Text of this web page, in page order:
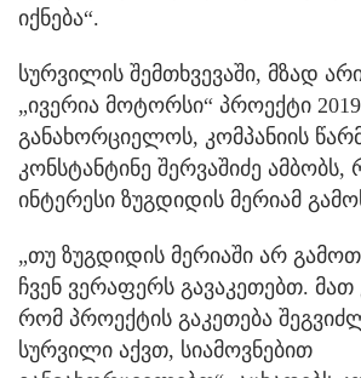
იქნება“.
სურვილის შემთხვევაში, მზად
„ივერია მოტორსი“ პროექტი
განახორციელოს, კომპანიის
კონსტანტინე შერვაშიძე
ინტერესი ზუგდიდის მერიამ
„თუ ზუგდიდის მერიაში არ
ჩვენ ვერაფერს გავაკეთებთ. მათ
რომ პროექტის გაკეთება
სურვილი აქვთ, სიამოვნებით